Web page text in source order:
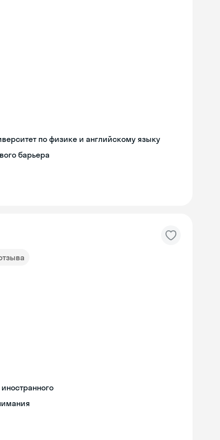
по физике и английскому языку
барьера